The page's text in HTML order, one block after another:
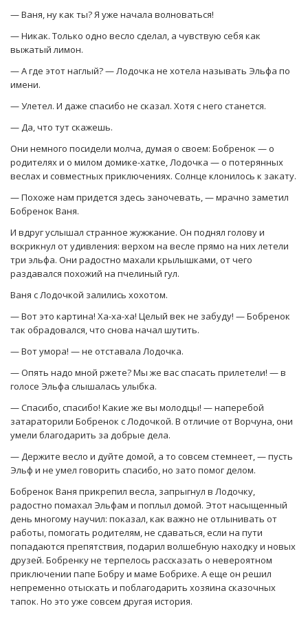
— Ваня, ну как ты? Я уже начала волноваться!
— Никак. Только одно весло сделал, а чувствую себя как
выжатый лимон.
— А где этот наглый? — Лодочка не хотела называть Эльфа по
имени.
— Улетел. И даже спасибо не сказал. Хотя с него станется.
— Да, что тут скажешь.
Они немного посидели молча, думая о своем: Бобренок — о
родителях и о милом домике-хатке, Лодочка — о потерянных
веслах и совместных приключениях. Солнце клонилось к закату.
— Похоже нам придется здесь заночевать, — мрачно заметил
Бобренок Ваня.
И вдруг услышал странное жужжание. Он поднял голову и
вскрикнул от удивления: верхом на весле прямо на них летели
три эльфа. Они радостно махали крылышками, от чего
раздавался похожий на пчелиный гул.
Ваня с Лодочкой залились хохотом.
— Вот это картина! Ха-ха-ха! Целый век не забуду! — Бобренок
так обрадовался, что снова начал шутить.
— Вот умора! — не отставала Лодочка.
— Опять надо мной ржете? Мы же вас спасать прилетели! — в
голосе Эльфа слышалась улыбка.
— Спасибо, спасибо! Какие же вы молодцы! — наперебой
затараторили Бобренок с Лодочкой. В отличие от Ворчуна, они
умели благодарить за добрые дела.
— Держите весло и дуйте домой, а то совсем стемнеет, — пусть
Эльф и не умел говорить спасибо, но зато помог делом.
Бобренок Ваня прикрепил весла, запрыгнул в Лодочку,
радостно помахал Эльфам и поплыл домой. Этот насыщенный
день многому научил: показал, как важно не отлынивать от
работы, помогать родителям, не сдаваться, если на пути
попадаются препятствия, подарил волшебную находку и новых
друзей. Бобренку не терпелось рассказать о невероятном
приключении папе Бобру и маме Бобрихе. А еще он решил
непременно отыскать и поблагодарить хозяина сказочных
тапок. Но это уже совсем другая история.